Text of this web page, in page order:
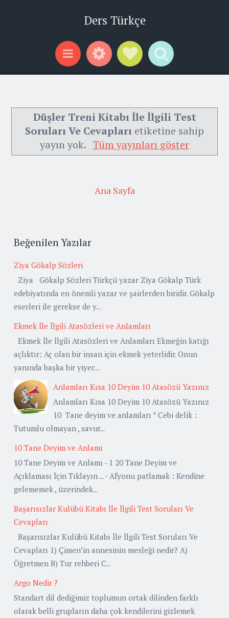
Ders Türkçe
Menu WidgetsSocial Links
Search
Düşler Treni Kitabı İle İlgili Test
Soruları Ve Cevapları etiketine sahip
yayın yok. Tüm yayınları göster
Ana Sayfa
Beğenilen Yazılar
Ziya Gökalp Sözleri
Ziya Gökalp Sözleri Türkçü yazar Ziya Gökalp Türk
edebiyatında en önemli yazar ve şairlerden biridir. Gökalp
eserleri ile gerekse de y...
Ekmek İle İlgili Atasözleri ve Anlamları
Ekmek İle İlgili Atasözleri ve Anlamları Ekmeğin katığı
açlıktır: Aç olan bir insan için ekmek yeterlidir. Onun
yanında başka bir yiyec...
Anlamları Kısa 10 Deyim 10 Atasözü Yazınız
Anlamları Kısa 10 Deyim 10 Atasözü Yazınız
10 Tane deyim ve anlamları * Cebi delik :
Tutumlu olmayan , savur...
10 Tane Deyim ve Anlamı
10 Tane Deyim ve Anlamı - 1 20 Tane Deyim ve
Açıklaması İçin Tıklayın ... - Afyonu patlamak : Kendine
gelememek , üzerindek...
Başarısızlar Kulübü Kitabı İle İlgili Test Soruları Ve
Cevapları
Başarısızlar Kulübü Kitabı İle İlgili Test Soruları Ve
Cevapları 1) Çimen’in annesinin mesleği nedir? A)
Öğretmen B) Tur rehberi C...
Argo Nedir ?
Standart dil dediğimiz toplumun ortak dilinden farklı
olarak belli grupların daha çok kendilerini gizlemek